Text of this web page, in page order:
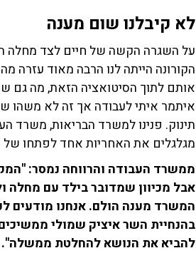
לא קיבלנו שום מענה
על השגרה הקשה של חיים לצד מחלה
הקורונה הייתה לנו הרבה מאוד עזרה
אותם לתוך הסיטואציה הזאת, מה גם
איתמר איתי לעבודה אך זה לא משהו
תינוק. פנינו למשרד הבריאות, משרד
מגלגלים את האחריות אחד לפתחו של
ממשרד העבודה והרווחה נמסר:
אבל מכיוון שמדובר בילד עם מחלה
המשרד מענה הולם. אנחנו מודעים
בהנחיית השר איציק שמולי
להביא את הנושא להחלטת ממשלה".